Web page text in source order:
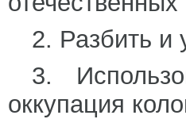
2. Разбить и
3.
оккупация